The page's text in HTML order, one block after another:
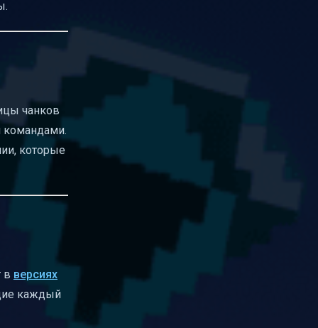
чанков
командами.
которые
в версиях
каждый